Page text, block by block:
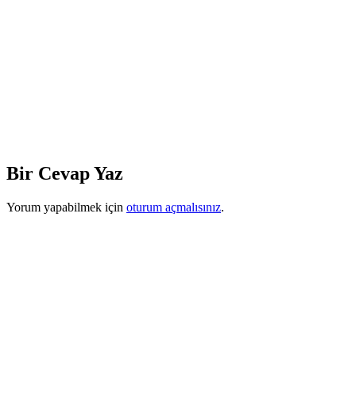
Bir Cevap Yaz
Yorum yapabilmek için oturum açmalısınız.